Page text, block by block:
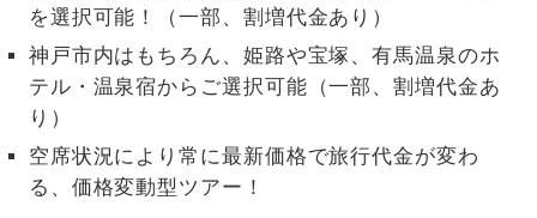
を選択可能！（一部、割増代金あり）
神戸市内はもちろん、姫路や宝塚、有馬温泉のホ
テル・温泉宿からご選択可能（一部、割増代金あ
り）
空席状況により常に最新価格で旅行代金が変わ
る、価格変動型ツアー！
女性限定
女性限定でご参加いただけるコースで
す。
です。